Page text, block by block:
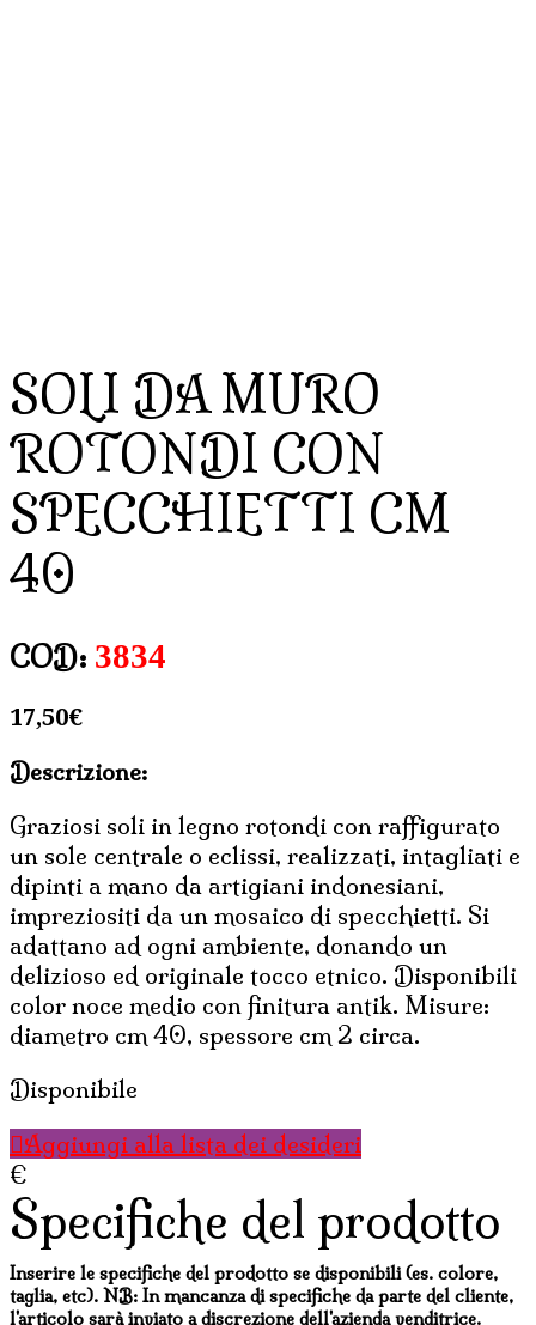
SOLI DA MURO
ROTONDI CON
SPECCHIETTI CM
40
COD: 3834
17,50€
Descrizione:
Graziosi soli in legno rotondi con raffigurato
un sole centrale o eclissi, realizzati, intagliati e
dipinti a mano da artigiani indonesiani,
impreziositi da un mosaico di specchietti. Si
adattano ad ogni ambiente, donando un
delizioso ed originale tocco etnico. Disponibili
color noce medio con finitura antik. Misure:
diametro cm 40, spessore cm 2 circa.
Disponibile
Aggiungi alla lista dei desideri
€
Specifiche del prodotto
Inserire le specifiche del prodotto se disponibili (es. colore,
taglia, etc). NB: In mancanza di specifiche da parte del cliente,
l'articolo sarà inviato a discrezione dell'azienda venditrice.